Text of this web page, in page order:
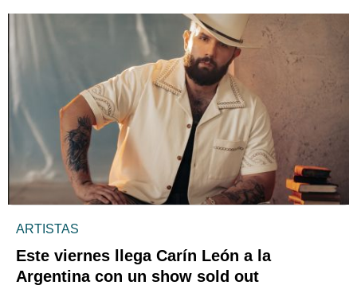
ARTISTAS
Este viernes llega Carín León a la
Argentina con un show sold out